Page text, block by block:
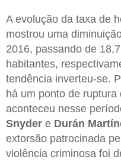
A evolução da taxa de
mostrou uma
2016, passando de
habitantes,
tendência inverteu-se.
há um ponto de
aconteceu nesse
Snyder e Durán
extorsão patrocinada
violência criminosa foi